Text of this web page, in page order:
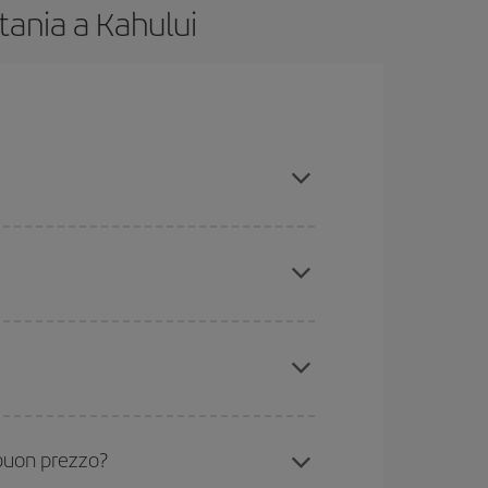
a Kahului
probabile che i prezzi siano convenienti.
prezzo?